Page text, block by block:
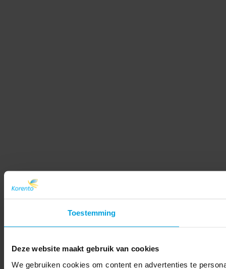
Toestemming
Deze website maakt gebruik van cookies
We gebruiken cookies om content en advertenties te